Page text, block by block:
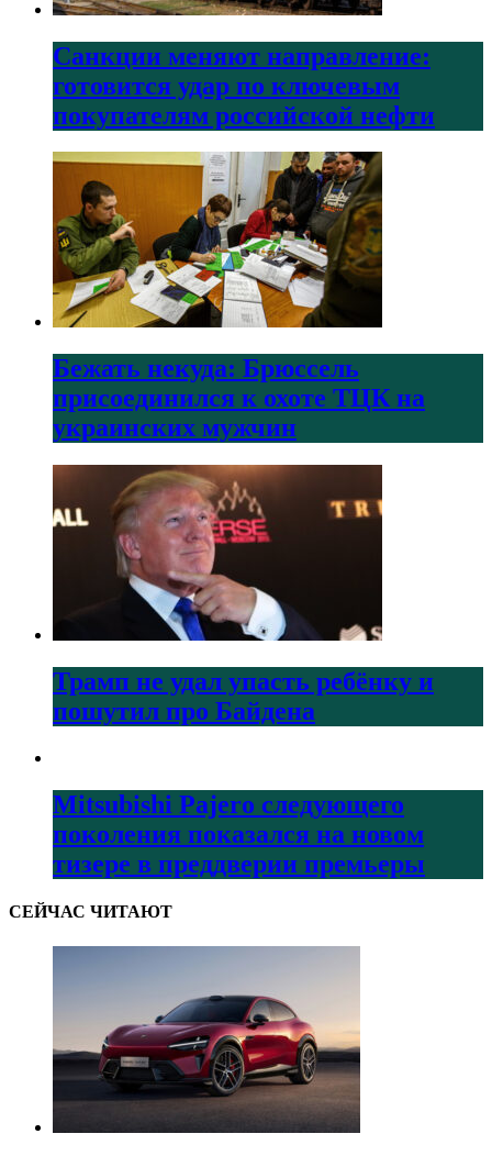
Санкции меняют направление:
готовится удар по ключевым
покупателям российской нефти
Бежать некуда: Брюссель
присоединился к охоте ТЦК на
украинских мужчин
Трамп не удал упасть ребёнку и
пошутил про Байдена
Mitsubishi Pajero следующего
поколения показался на новом
тизере в преддверии премьеры
СЕЙЧАС ЧИТАЮТ